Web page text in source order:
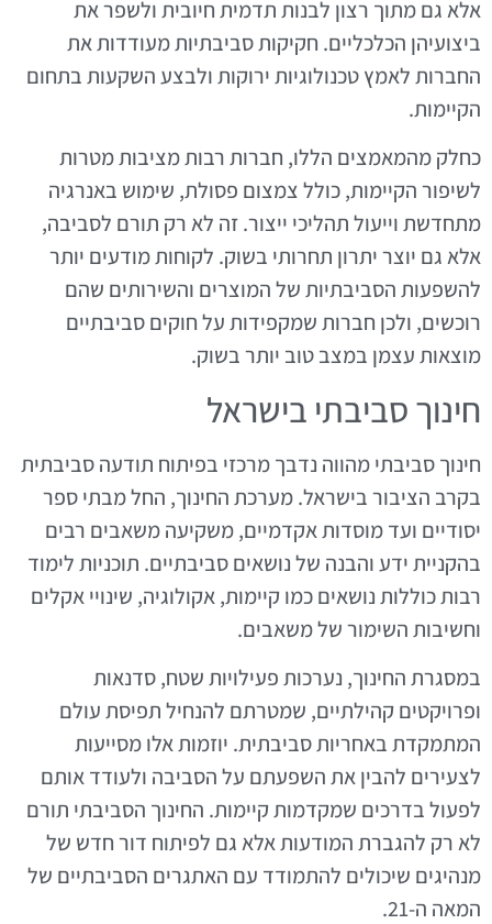
אלא גם מתוך רצון לבנות תדמית חיובית ולשפר את
ביצועיהן הכלכליים. חקיקות סביבתיות מעודדות את
החברות לאמץ טכנולוגיות ירוקות ולבצע השקעות בתחום
הקיימות.
כחלק מהמאמצים הללו, חברות רבות מציבות מטרות
לשיפור הקיימות, כולל צמצום פסולת, שימוש באנרגיה
מתחדשת וייעול תהליכי ייצור. זה לא רק תורם לסביבה,
אלא גם יוצר יתרון תחרותי בשוק. לקוחות מודעים יותר
להשפעות הסביבתיות של המוצרים והשירותים שהם
רוכשים, ולכן חברות שמקפידות על חוקים סביבתיים
מוצאות עצמן במצב טוב יותר בשוק.
חינוך סביבתי בישראל
חינוך סביבתי מהווה נדבך מרכזי בפיתוח תודעה סביבתית
בקרב הציבור בישראל. מערכת החינוך, החל מבתי ספר
יסודיים ועד מוסדות אקדמיים, משקיעה משאבים רבים
בהקניית ידע והבנה של נושאים סביבתיים. תוכניות לימוד
רבות כוללות נושאים כמו קיימות, אקולוגיה, שינויי אקלים
וחשיבות השימור של משאבים.
במסגרת החינוך, נערכות פעילויות שטח, סדנאות
ופרויקטים קהילתיים, שמטרתם להנחיל תפיסת עולם
המתמקדת באחריות סביבתית. יוזמות אלו מסייעות
לצעירים להבין את השפעתם על הסביבה ולעודד אותם
לפעול בדרכים שמקדמות קיימות. החינוך הסביבתי תורם
לא רק להגברת המודעות אלא גם לפיתוח דור חדש של
מנהיגים שיכולים להתמודד עם האתגרים הסביבתיים של
המאה ה-21.